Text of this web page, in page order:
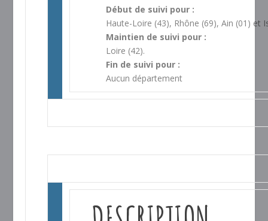
Début de suivi pour :
Haute-Loire (43), Rhône (69), Ain (01) et
Maintien de suivi pour :
Loire (42).
Fin de suivi pour :
Aucun département